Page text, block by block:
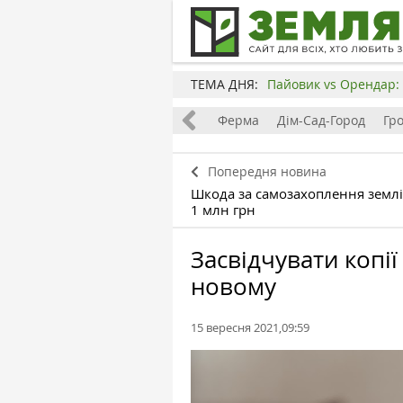
ТЕМА ДНЯ: Пайовик vs Орендар:
Бізнес Ферма Дім-Сад-Город
Попередня новина
Шкода за самозахоплення
1 млн грн
Засвідчувати
новому
15 вересня 2021,09:59